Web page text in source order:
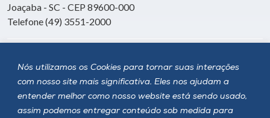
Nós utilizamos os Cookies para tornar suas interações
com nosso site mais significativa. Eles nos ajudam a
entender melhor como nosso website está sendo usado,
assim podemos entregar conteúdo sob medida para
Joaçaba - SC - CEP 89600-000
Telefone (49) 3551-2000
Siga a Unoesc